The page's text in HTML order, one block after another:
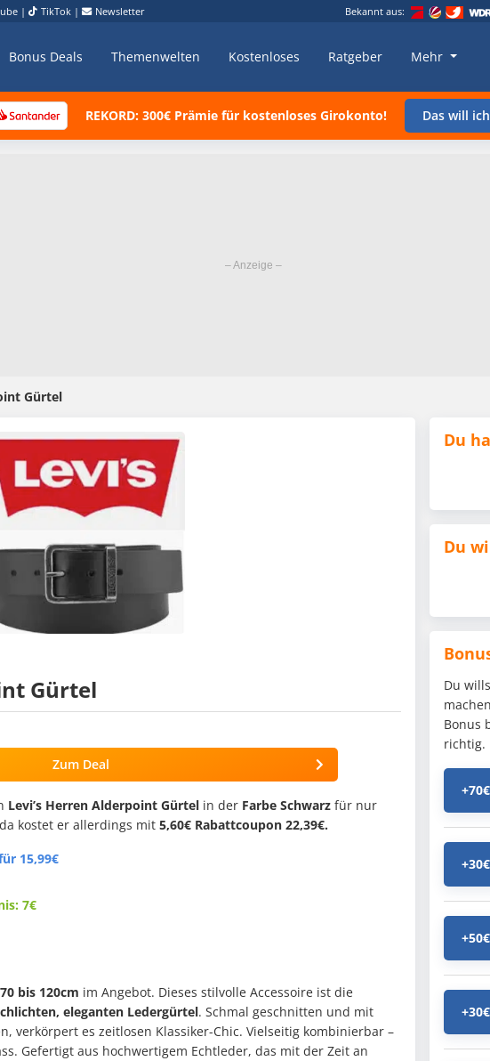
| TikTok | Newsletter Bekannt aus:
Bonus Deals Themenwelten Kostenloses Ratgeber Mehr
REKORD: 300€ Prämie für kostenloses Girokonto! Das will
Gürtel
Gürtel
Zum Deal
Levi’s Herren Alderpoint Gürtel in der Farbe Schwarz für nur
kostet er allerdings mit 5,60€ Rabattcoupon 22,39€.
15,99€
7€
70 bis 120cm im Angebot. Dieses stilvolle Accessoire ist die
eleganten Ledergürtel. Schmal geschnitten und mit
verkörpert es zeitlosen Klassiker-Chic. Vielseitig kombinierbar –
Gefertigt aus hochwertigem Echtleder, das mit der Zeit an
Du
Du
Du
Bonus
richtig.
+70€
+30€
+50€
+30€